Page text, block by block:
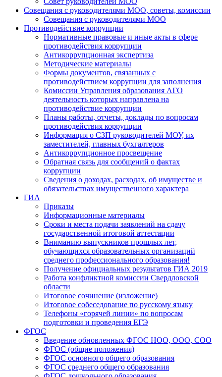
Совещания с руководителями МОО, советы, комиссии
Совещания с руководителями МОО
Противодействие коррупции
Нормативные правовые и иные акты в сфере
противодействия коррупции
Антикоррупционная экспертиза
Методические материалы
Формы документов, связанных с
противодействием коррупции для заполнения
Комиссии Управления образования АГО
деятельность которых направлена на
противодействие коррупции
Планы работы, отчеты, доклады по вопросам
противодействия коррупции
Информация о СЗП руководителей МОУ, их
заместителей, главных бухгалтеров
Антикоррупционное просвещение
Обратная связь для сообщений о фактах
коррупции
Сведения о доходах, расходах, об имуществе и
обязательствах имущественного характера
ГИА
Приказы
Информационные материалы
Сроки и места подачи заявлений на сдачу
государственной итоговой аттестации
Вниманию выпускников прошлых лет,
обучающихся образовательных организаций
среднего профессионального образования!
Получение официальных результатов ГИА 2019
Работа конфликтной комиссии Свердловской
области
Итоговое сочинение (изложение)
Итоговое собеседование по русскому языку
Телефоны «горячей линии» по вопросам
подготовки и проведения ЕГЭ
ФГОС
Введение обновленных ФГОС НОО, ООО, СОО
ФГОС (общие положения)
ФГОС основного общего образования
ФГОС среднего общего образования